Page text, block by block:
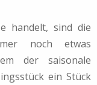
handelt, sind die
noch etwas
der saisonale
ein Stück